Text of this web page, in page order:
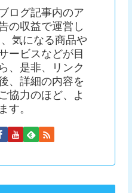
ログ記事内のア
の収益で運営し
気になる商品や
ービスなどが目
、是非、リンク
、詳細の内容を
協力のほど、よ
す。